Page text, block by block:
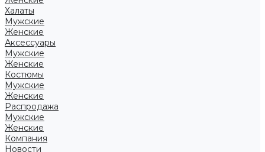
Халаты
Мужские
Женские
Аксессуары
Мужские
Женские
Костюмы
Мужские
Женские
Распродажа
Мужские
Женские
Компания
Новости